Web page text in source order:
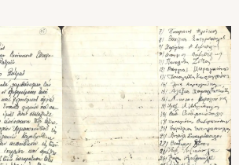
Bild